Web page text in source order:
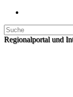
Regionalportal und